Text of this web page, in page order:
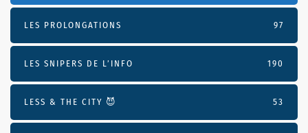
LES PROLONGATIONS 97
LES SNIPERS DE L’INFO 190
LESS & THE CITY 😈 53